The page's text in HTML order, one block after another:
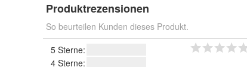
Produktrezensionen
So beurteilen Kunden dieses Produkt.
5 Sterne:
4 Sterne: